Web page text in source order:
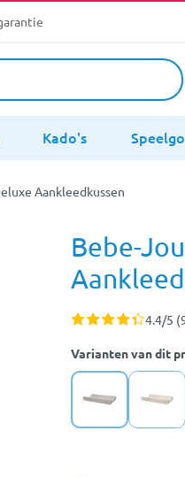
Kado's
Aankleedkussen
Bebe-
4.4/5
Varianten van dit